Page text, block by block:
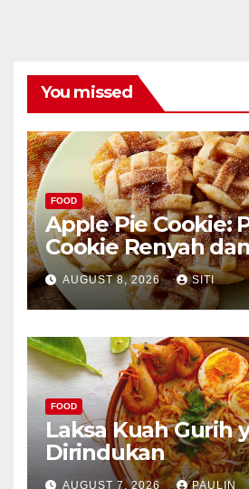
You missed
FOOD
Apple Pie Cookie:
Cookie Renyah
AUGUST 8, 2026 SITI
FOOD
Laksa Kuah Gurih
Dirindukan
AUGUST 7, 2026 PAULIN